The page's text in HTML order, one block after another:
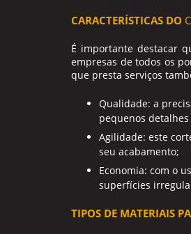
CARACTERÍSTICAS DO
É importante destacar
empresas de todos os
que presta serviços
Qualidade: a
pequenos
Agilidade: este
seu acabamento;
Economia: com o
superfícies
TIPOS DE MATERIAIS